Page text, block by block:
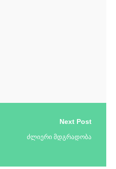
Next Post
ძლიერი მდგრადობა